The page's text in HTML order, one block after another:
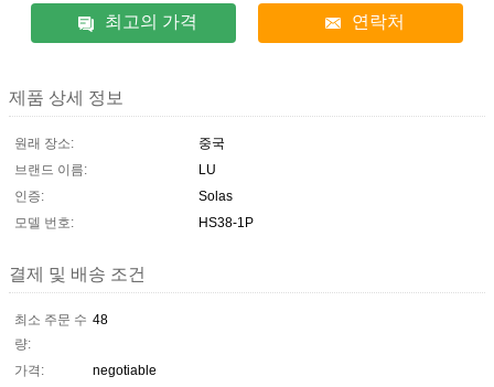
최고의 가격 연락처
제품 상세 정보
원래 장소:
중국
브랜드 이름:
LU
인증:
Solas
모델 번호:
HS38-1P
결제 및 배송 조건
최소 주문 수
량:
48
가격:
negotiable